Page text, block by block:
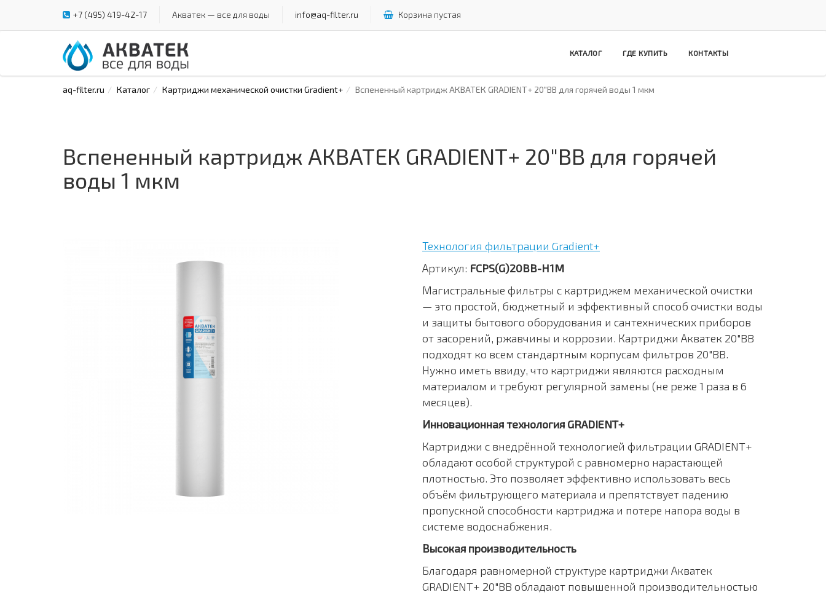
+7 (495) 419-42-17 Акватек — все для воды info@aq-filter.ru Корзина пустая
КАТАЛОГ ГДЕ КУПИТЬ КОНТАКТЫ
aq-filter.ru Каталог Картриджи механической очистки Gradient+ Вспененный картридж АКВАТЕК GRADIENT+ 20"ВВ для горячей воды 1 мкм
Вспененный картридж АКВАТЕК GRADIENT+ 20"ВВ для горячей
воды 1 мкм
Технология фильтрации Gradient+
Артикул: FCPS(G)20BB-H1M
Магистральные фильтры с картриджем механической очистки
— это простой, бюджетный и эффективный способ очистки воды
и защиты бытового оборудования и сантехнических приборов
от засорений, ржавчины и коррозии. Картриджи Акватек 20"BB
подходят ко всем стандартным корпусам фильтров 20"BB.
Нужно иметь ввиду, что картриджи являются расходным
материалом и требуют регулярной замены (не реже 1 раза в 6
месяцев).
Инновационная технология GRADIENT+
Картриджи с внедрённой технологией фильтрации GRADIENT+
обладают особой структурой с равномерно нарастающей
плотностью. Это позволяет эффективно использовать весь
объём фильтрующего материала и препятствует падению
пропускной способности картриджа и потере напора воды в
системе водоснабжения.
Высокая производительность
Благодаря равномерной структуре картриджи Акватек
GRADIENT+ 20"BB обладают повышенной производительностью